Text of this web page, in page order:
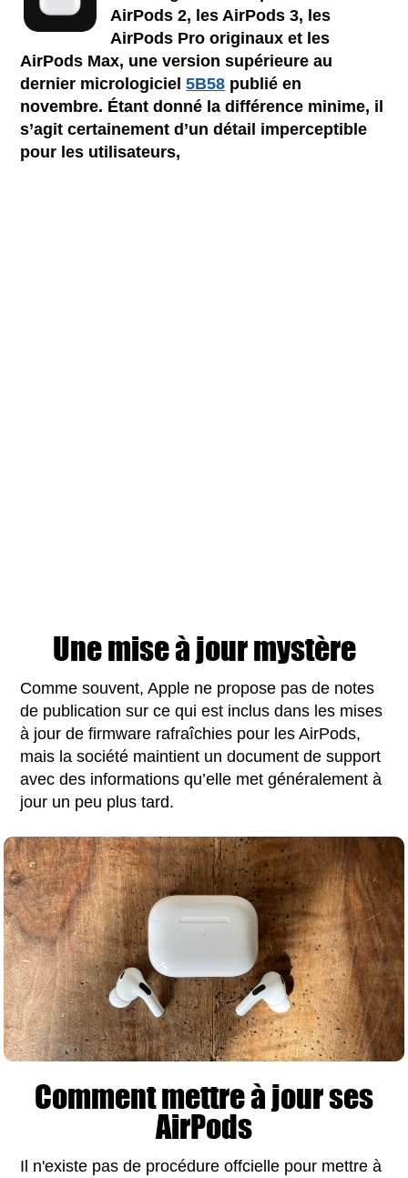
AirPods 2, les AirPods 3, les
AirPods Pro originaux et les
AirPods Max, une version supérieure au
dernier micrologiciel5B58 publié en
novembre. Étant donné la différence minime, il
s’agit certainement d’un détail imperceptible
pour les utilisateurs,
Une mise à jour mystère
Comme souvent, Apple ne propose pas de notes
de publication sur ce qui est inclus dans les mises
à jour de firmware rafraîchies pour les AirPods,
mais la société maintient un document de support
avec des informations qu’elle met généralement à
jour un peu plus tard.
Comment mettre à jour ses
AirPods
Il n'existe pas de procédure offcielle pour mettre à